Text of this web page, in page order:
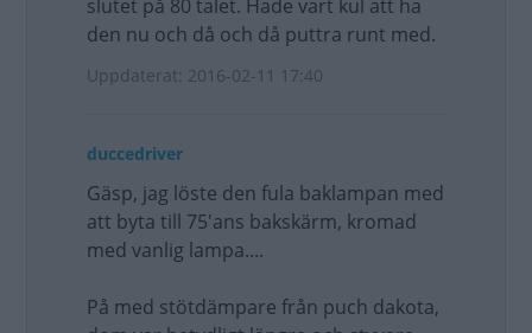
slutet på 80 talet. Hade vart kul att ha
den nu och då och då puttra runt med.
Uppdaterat: 2016-02-11 17:40
duccedriver
Gäsp, jag löste den fula baklampan med
att byta till 75'ans bakskärm, kromad
med vanlig lampa....
På med stötdämpare från puch dakota,